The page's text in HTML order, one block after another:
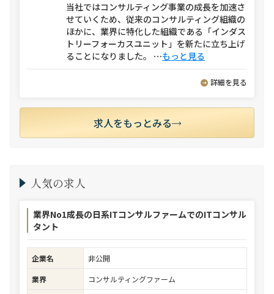
当社ではコンサルティング事業の成長を加速さ
せていくため、従来のコンサルティング組織の
ほかに、業界に特化した組織である「インダス
トリーフォーカスユニット」を新たに立ち上げ
ることになりました。 ⋯もっと見る
詳細を見る
求人をもっとみる
人気の求人
業界No1成長の日系ITコンサルファームでのITコンサル
タント
企業名
非公開
業界
コンサルティングファーム